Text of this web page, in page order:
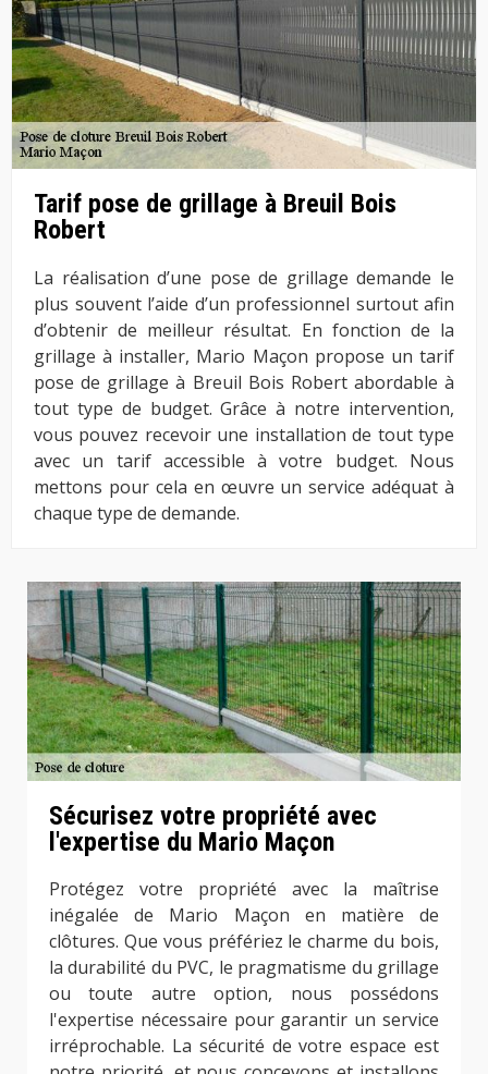
Tarif pose de grillage à Breuil Bois
Robert
La réalisation d’une pose de grillage demande le
plus souvent l’aide d’un professionnel surtout afin
d’obtenir de meilleur résultat. En fonction de la
grillage à installer, Mario Maçon propose un tarif
pose de grillage à Breuil Bois Robert abordable à
tout type de budget. Grâce à notre intervention,
vous pouvez recevoir une installation de tout type
avec un tarif accessible à votre budget. Nous
mettons pour cela en œuvre un service adéquat à
chaque type de demande.
Sécurisez votre propriété avec
l'expertise du Mario Maçon
Protégez votre propriété avec la maîtrise
inégalée de Mario Maçon en matière de
clôtures. Que vous préfériez le charme du bois,
la durabilité du PVC, le pragmatisme du grillage
ou toute autre option, nous possédons
l'expertise nécessaire pour garantir un service
irréprochable. La sécurité de votre espace est